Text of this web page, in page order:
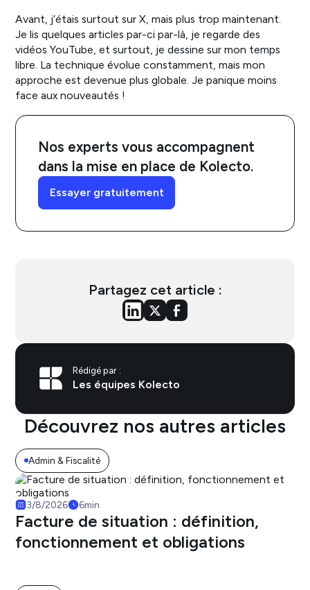
Avant, j’étais surtout sur X, mais plus trop maintenant.
Je lis quelques articles par-ci par-là, je regarde des
vidéos YouTube, et surtout, je dessine sur mon temps
libre. La technique évolue constamment, mais mon
approche est devenue plus globale. Je panique moins
face aux nouveautés !
Nos experts vous accompagnent
dans la mise en place de Kolecto.
Essayer gratuitement
Partagez cet article :
Rédigé par :
Les équipes Kolecto
Découvrez nos autres articles
Admin & Fiscalité
3/8/2026 6min
Facture de situation : définition,
fonctionnement et obligations